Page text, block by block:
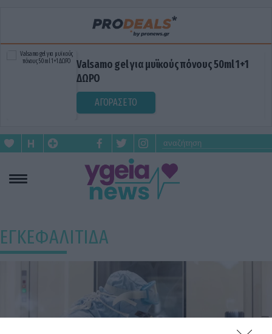
Valsamo gel για μυϊκούς πόνους 50ml 1+1
ΔΩΡΟ
ΑΓΟΡΑΣΕ ΤΟ
ΕΓΚΕΦΑΛΙΤΙΔΑ